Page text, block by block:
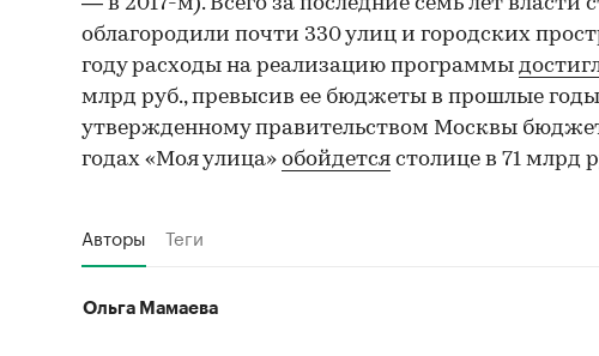
облагородили почти 330 улиц и городских
году расходы на реализацию программы
млрд руб., превысив ее бюджеты в прошлые
утвержденному правительством Москвы
годах «Моя улица» обойдется столице в 71 млрд
Авторы Теги
Ольга Мамаева